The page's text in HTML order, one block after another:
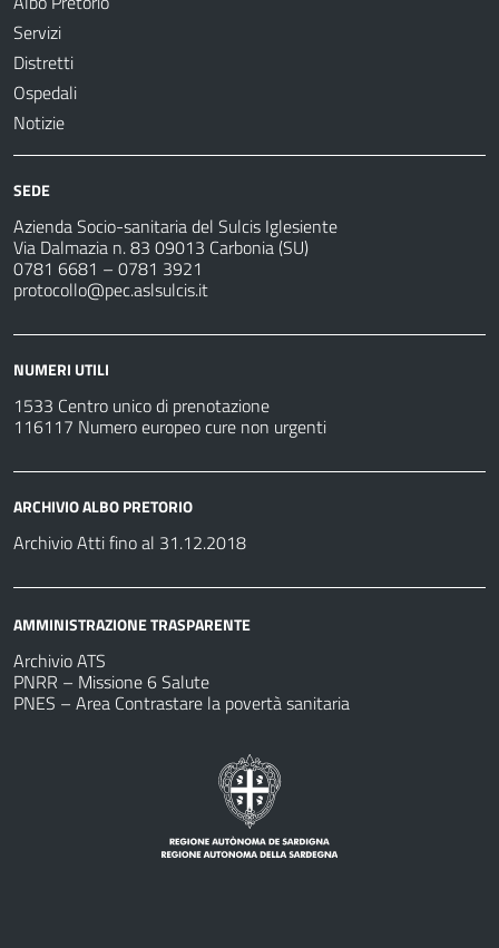
Servizi
Distretti
Ospedali
Notizie
SEDE
Azienda Socio-sanitaria del Sulcis Iglesiente
Via Dalmazia n. 83 09013 Carbonia (SU)
0781 6681 – 0781 3921
protocollo@pec.aslsulcis.it
NUMERI UTILI
1533 Centro unico di prenotazione
116117 Numero europeo cure non urgenti
ARCHIVIO ALBO PRETORIO
Archivio Atti fino al 31.12.2018
AMMINISTRAZIONE TRASPARENTE
Archivio ATS
PNRR – Missione 6 Salute
PNES – Area Contrastare la povertà sanitaria